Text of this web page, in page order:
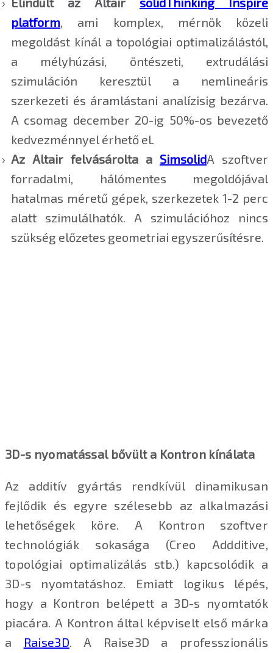
platform, ami komplex, mérnök közeli
megoldást kínál a topológiai optimalizálástól,
a mélyhúzási, öntészeti, extrudálási
szimuláción keresztül a nemlineáris
szerkezeti és áramlástani analízisig bezárva.
A csomag december 20-ig 50%-os bevezető
kedvezménnyel érhető el.
Az Altair felvásárolta a SimsolidA szoftver
forradalmi, hálómentes megoldójával
hatalmas méretű gépek, szerkezetek 1-2 perc
alatt szimulálhatók. A szimulációhoz nincs
szükség előzetes geometriai egyszerűsítésre.
3D-s nyomatással bővült a Kontron kínálata
Az additív gyártás rendkívül dinamikusan
fejlődik és egyre szélesebb az alkalmazási
lehetőségek köre. A Kontron szoftver
technológiák sokasága (Creo Addditive,
topológiai optimalizálás stb.) kapcsolódik a
3D-s nyomtatáshoz. Emiatt logikus lépés,
hogy a Kontron belépett a 3D-s nyomtatók
piacára. A Kontron által képviselt első márka
a
Raise3D. A Raise3D a professzionális